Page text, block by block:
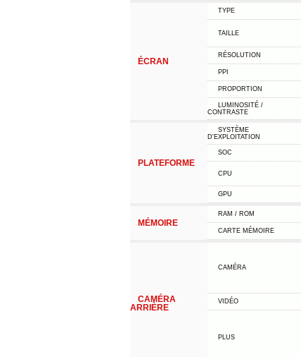
ÉCRAN
TYPE
TAILLE
RÉSOLUTION
PPI
PROPORTION
LUMINOSITÉ /
CONTRASTE
PLATEFORME
SYSTÈME
D'EXPLOITATION
SOC
CPU
GPU
MÉMOIRE
RAM / ROM
CARTE MÉMOIRE
CAMÉRA
ARRIÈRE
CAMÉRA
VIDÉO
PLUS